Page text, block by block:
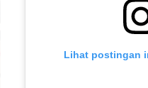
Lihat postingan